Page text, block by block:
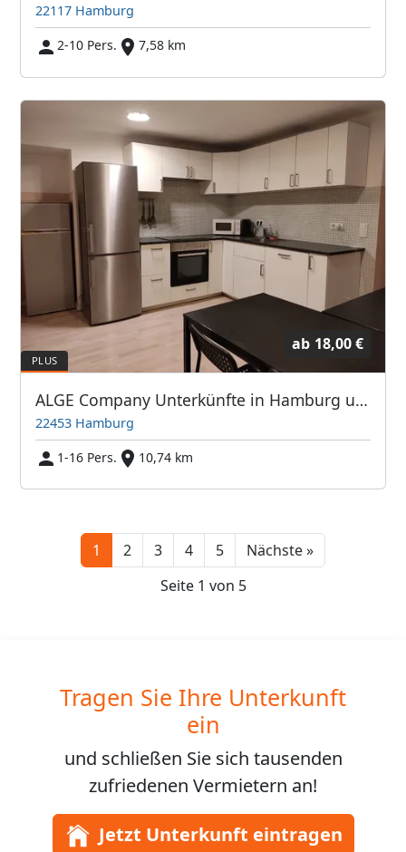
22117 Hamburg
2-10 Pers.
7,58 km
ab 18,00 €
ALGE Company Unterkünfte in Hamburg und Umgebung
22453 Hamburg
1-16 Pers.
10,74 km
1 2 3 4 5 Nächste »Next
Seite 1 von 5
Tragen Sie Ihre Unterkunft
ein
und schließen Sie sich tausenden
zufriedenen Vermietern an!
Jetzt Unterkunft eintragen